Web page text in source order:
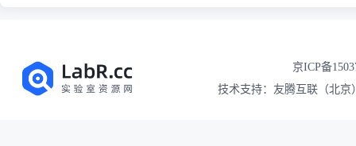
京ICP备
技术支持：友腾互联（北京